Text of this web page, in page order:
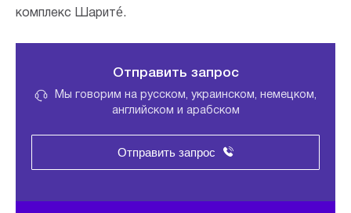
комплекс Шаритé.
Отправить запрос
Мы говорим на русском, украинском, немецком,
английском и арабском
Отправить запрос